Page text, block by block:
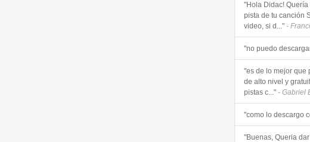
"Hola Didac!
pista de tu canción
video, si d..." -
"no puedo
"es de lo mejor que
de alto nivel y
pistas c..." - Gabriel
"como lo descargo
"Buenas, Queria